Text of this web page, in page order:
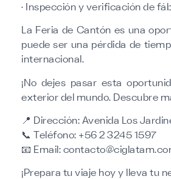
· Inspección y verificación de
La Feria de Cantón es una
puede ser una pérdida de
internacional.
¡No dejes pasar esta
exterior del mundo. Descubre
📍 Dirección: Avenida Los
📞
Teléfono: +56 2 3245 1597
📧 Email:
¡Prepara tu viaje hoy y lleva tu